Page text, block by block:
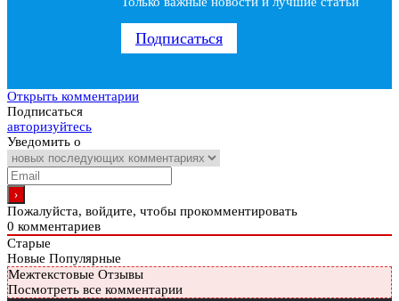
Подписаться
Открыть комментарии
Подписаться
авторизуйтесь
Уведомить о
Пожалуйста, войдите, чтобы прокомментировать
0 комментариев
Старые
Новые Популярные
Межтекстовые Отзывы
Посмотреть все комментарии